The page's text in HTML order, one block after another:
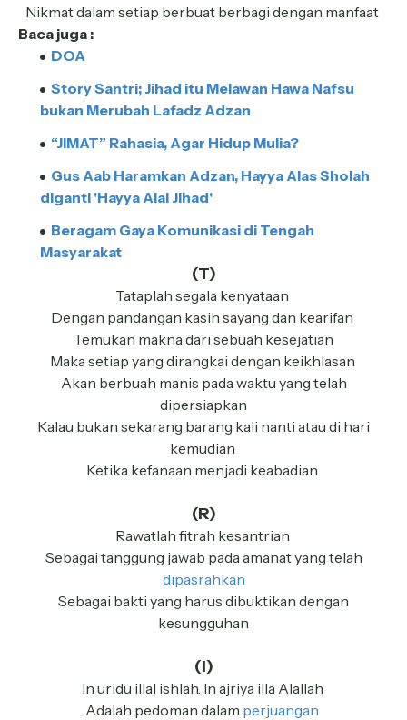
Nikmat dalam setiap berbuat berbagi dengan manfaat
Baca juga :
DOA
Story Santri; Jihad itu Melawan Hawa Nafsu
bukan Merubah Lafadz Adzan
“JIMAT” Rahasia, Agar Hidup Mulia?
Gus Aab Haramkan Adzan, Hayya Alas Sholah
diganti 'Hayya Alal Jihad'
Beragam Gaya Komunikasi di Tengah
Masyarakat
(T)
Tataplah segala kenyataan
Dengan pandangan kasih sayang dan kearifan
Temukan makna dari sebuah kesejatian
Maka setiap yang dirangkai dengan keikhlasan
Akan berbuah manis pada waktu yang telah
dipersiapkan
Kalau bukan sekarang barang kali nanti atau di hari
kemudian
Ketika kefanaan menjadi keabadian
(R)
Rawatlah fitrah kesantrian
Sebagai tanggung jawab pada amanat yang telah
dipasrahkan
Sebagai bakti yang harus dibuktikan dengan
kesungguhan
(I)
In uridu illal ishlah. In ajriya illa Alallah
Adalah pedoman dalam perjuangan